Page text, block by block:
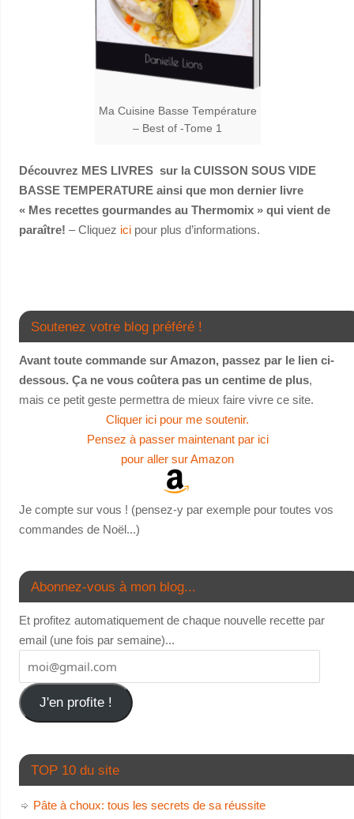
Ma Cuisine Basse Température
– Best of -Tome 1
Découvrez MES LIVRES sur la CUISSON SOUS VIDE
BASSE TEMPERATURE ainsi que mon dernier livre
« Mes recettes gourmandes au Thermomix » qui vient de
paraître! – Cliquez icipour plus d’informations.
Soutenez votre blog préféré !
Avant toute commande sur Amazon, passez par le lien ci-
dessous. Ça ne vous coûtera pas un centime de plus,
mais ce petit geste permettra de mieux faire vivre ce site.
Cliquer ici pour me soutenir.
Pensez à passer maintenant par ici
pour aller sur Amazon
Je compte sur vous ! (pensez-y par exemple pour toutes vos
commandes de Noël...)
Abonnez-vous à mon blog...
Et profitez automatiquement de chaque nouvelle recette par
email (une fois par semaine)...
J'en profite !
TOP 10 du site
Pâte à choux: tous les secrets de sa réussite